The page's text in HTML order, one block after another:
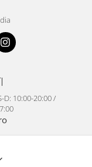
D: 10:00-20:00 /